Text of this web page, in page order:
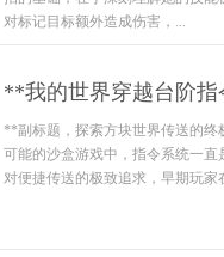
对标记目标额外造成伤害，...
**我的世界穿越台阶
**副标题，探索方块世界传送的
可能的沙盒游戏中，指令系统一
对便捷传送的极致追求，早期玩家